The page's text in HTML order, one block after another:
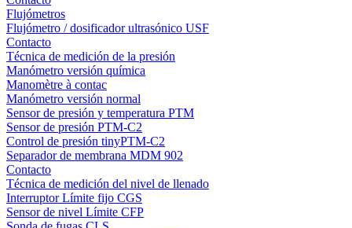
Flujómetros
Flujómetro / dosificador ultrasónico USF
Contacto
Técnica de medición de la presión
Manómetro versión química
Manomètre à contac
Manómetro versión normal
Sensor de presión y temperatura PTM
Sensor de presión PTM-C2
Control de presión tinyPTM-C2
Separador de membrana MDM 902
Contacto
Técnica de medición del nivel de llenado
Interruptor Límite fijo CGS
Sensor de nivel Límite CFP